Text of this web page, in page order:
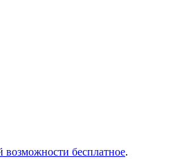
возможности бесплатное.